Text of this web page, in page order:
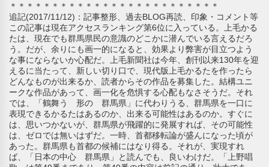
＊＊＊＊＊＊＊＊＊＊＊＊＊＊＊＊＊＊＊＊＊＊＊＊＊
追記(2017/11/12)：記事整形、過去BLOG再読、印象・コメント等
この記事は現在アクセスランキング第6位に入っている。上毛かる
たは、現在でも群馬県民の意識のどこかに潜んでいる言えるだろ
う。だが、余りにも画一的になると、効果より弊害が目立つよう
な事にならないか心配だ。上毛新聞社は今年、創刊以来130年を迎
えるに当たって、新しい切り口で、現代版上毛かるたを作ったら
どんなものが出来るか、読者からその作品を募集した。結構ユニ
ークな作品があって、画一化を危惧する心配もなさそうだ。それ
では、「鶴舞う 形の 群馬県」に代わりうる、群馬県を一口に
表現できるかるたはあるのか、出来る可能性はあるのか。すぐに
は、思いつかないが、群馬県が飛躍的に発展すれば、その可能性
は、ゼロでは無いはずだ。一時、首都移転論が盛んになった頃が
あった。群馬県も首都の候補にはなり得る。それが、実現すれ
ば、「日本の中心 群馬県」と読んでも、良いわけだ。「上野唱